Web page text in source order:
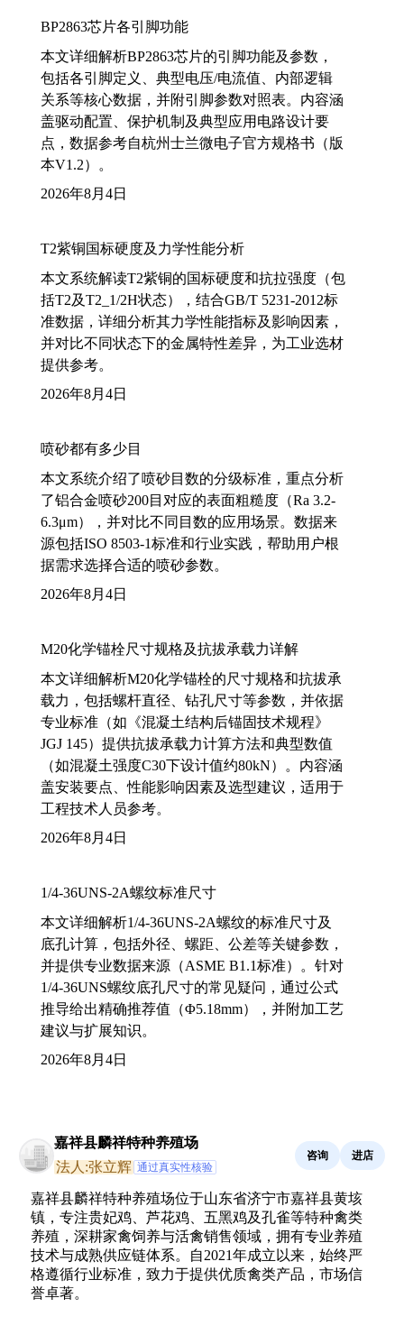
BP2863芯片各引脚功能
本文详细解析BP2863芯片的引脚功能及参数，
包括各引脚定义、典型电压/电流值、内部逻辑
关系等核心数据，并附引脚参数对照表。内容涵
盖驱动配置、保护机制及典型应用电路设计要
点，数据参考自杭州士兰微电子官方规格书（版
本V1.2）。
2026年8月4日
T2紫铜国标硬度及力学性能分析
本文系统解读T2紫铜的国标硬度和抗拉强度（包
括T2及T2_1/2H状态），结合GB/T 5231-2012标
准数据，详细分析其力学性能指标及影响因素，
并对比不同状态下的金属特性差异，为工业选材
提供参考。
2026年8月4日
喷砂都有多少目
本文系统介绍了喷砂目数的分级标准，重点分析
了铝合金喷砂200目对应的表面粗糙度（Ra 3.2-
6.3μm），并对比不同目数的应用场景。数据来
源包括ISO 8503-1标准和行业实践，帮助用户根
据需求选择合适的喷砂参数。
2026年8月4日
M20化学锚栓尺寸规格及抗拔承载力详解
本文详细解析M20化学锚栓的尺寸规格和抗拔承
载力，包括螺杆直径、钻孔尺寸等参数，并依据
专业标准（如《混凝土结构后锚固技术规程》
JGJ 145）提供抗拔承载力计算方法和典型数值
（如混凝土强度C30下设计值约80kN）。内容涵
盖安装要点、性能影响因素及选型建议，适用于
工程技术人员参考。
2026年8月4日
1/4-36UNS-2A螺纹标准尺寸
本文详细解析1/4-36UNS-2A螺纹的标准尺寸及
底孔计算，包括外径、螺距、公差等关键参数，
并提供专业数据来源（ASME B1.1标准）。针对
1/4-36UNS螺纹底孔尺寸的常见疑问，通过公式
推导给出精确推荐值（Φ5.18mm），并附加工艺
建议与扩展知识。
2026年8月4日
嘉祥县麟祥特种养殖场
法人:张立辉 通过真实性核验
咨询 进店
嘉祥县麟祥特种养殖场位于山东省济宁市嘉祥县黄垓
镇，专注贵妃鸡、芦花鸡、五黑鸡及孔雀等特种禽类
养殖，深耕家禽饲养与活禽销售领域，拥有专业养殖
技术与成熟供应链体系。自2021年成立以来，始终严
格遵循行业标准，致力于提供优质禽类产品，市场信
誉卓著。